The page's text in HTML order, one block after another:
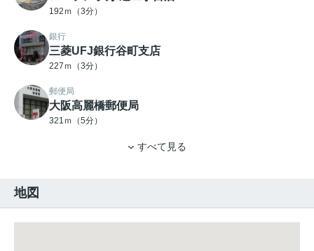
192ｍ（3分）
銀行
三菱UFJ銀行谷町支店
227ｍ（3分）
郵便局
大阪高麗橋郵便局
321ｍ（5分）
すべて見る
地図